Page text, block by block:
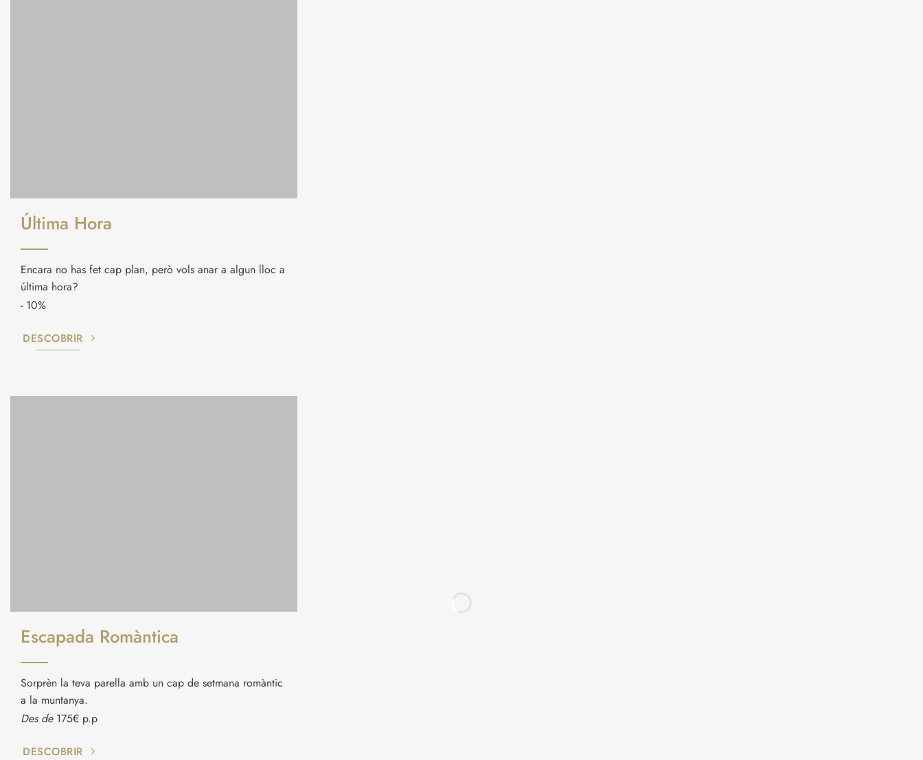
Última Hora
Encara no has fet cap plan, però vols anar a algun lloc a
última hora?
- 10%
DESCOBRIR
Escapada Romàntica
Sorprèn la teva parella amb un cap de setmana romàntic
a la muntanya.
Des de175€ p.p
DESCOBRIR